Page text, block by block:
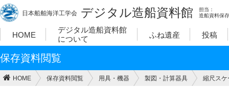
日本船舶海洋工学会 デジタル造船資料館
担当：
造船資料保
HOME
デジタル造船資料館
について
ふね遺産 投稿
保存資料閲覧
HOME 保存資料閲覧 用具・機器 製図・計算器具 縮尺スケ